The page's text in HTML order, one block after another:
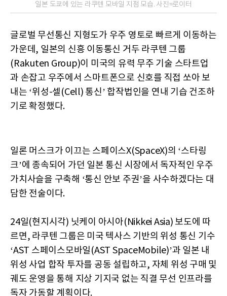
일본 도쿄에 있는 라쿠텐 모바일 지점 모습. 사진=로이터
글로벌 무선통신 지형도가 우주 영토로 빠르게 이동하는
가운데, 일본의 신흥 이동통신 거두 라쿠텐 그룹
(Rakuten Group)이 미국의 유력 무주 기술 스타트업
과 손잡고 우주에서 스마트폰으로 신호를 직접 쏘아 보
내는 ‘위성-셀(Cell) 통신’ 합작법인을 연내 기습 건조하
기로 확정했다.
일론 머스크가 이끄는 스페이스X(SpaceX)의 ‘스타링
크’에 종속되어 가던 일본 통신 시장에서 독자적인 우주
가치사슬을 구축해 ‘통신 안보 주권’을 사수하겠다는 대
담한 전술이다.
24일(현지시각) 닛케이 아시아(Nikkei Asia) 보도에 따
르면, 라쿠텐 그룹은 미국 텍사스 기반의 위성 통신 기수
‘AST 스페이스모바일(AST SpaceMobile)’과 일본 내
위성 사업 합작 투자를 공동 설립하고, 자체 위성 구매 및
궤도 운영을 통해 지상 기지국 없는 직결 무선 인프라를
독자 가동할 계획이다.